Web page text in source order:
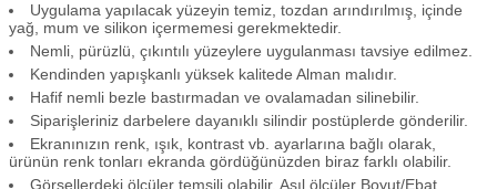
Uygulama yapılacak yüzeyin temiz, tozdan arındırılmış, içinde
yağ, mum ve silikon içermemesi gerekmektedir.
Nemli, pürüzlü, çıkıntılı yüzeylere uygulanması tavsiye edilmez.
Kendinden yapışkanlı yüksek kalitede Alman malıdır.
Hafif nemli bezle bastırmadan ve ovalamadan silinebilir.
Siparişleriniz darbelere dayanıklı silindir postüplerde gönderilir.
Ekranınızın renk, ışık, kontrast vb. ayarlarına bağlı olarak,
ürünün renk tonları ekranda gördüğünüzden biraz farklı olabilir.
Görsellerdeki ölçüler temsili olabilir. Asıl ölçüler Boyut/Ebat